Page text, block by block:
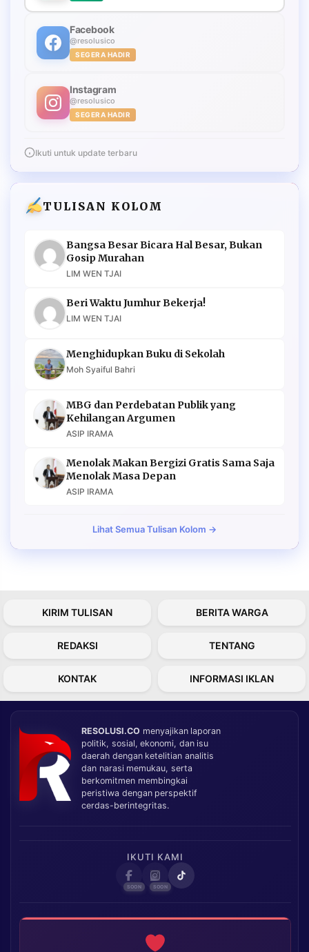
Facebook
@resolusico
SEGERA HADIR
Instagram
@resolusico
SEGERA HADIR
Ikuti untuk update terbaru
TULISAN KOLOM
Bangsa Besar Bicara Hal Besar, Bukan
Gosip Murahan
LIM WEN TJAI
Beri Waktu Jumhur Bekerja!
LIM WEN TJAI
Menghidupkan Buku di Sekolah
Moh Syaiful Bahri
MBG dan Perdebatan Publik yang
Kehilangan Argumen
ASIP IRAMA
Menolak Makan Bergizi Gratis Sama Saja
Menolak Masa Depan
ASIP IRAMA
Lihat Semua Tulisan Kolom →
KIRIM TULISAN BERITA WARGA
REDAKSI TENTANG
KONTAK INFORMASI IKLAN
RESOLUSI.CO menyajikan laporan
politik, sosial, ekonomi, dan isu
daerah dengan ketelitian analitis
dan narasi memukau, serta
berkomitmen membingkai
peristiwa dengan perspektif
cerdas-berintegritas.
IKUTI KAMI